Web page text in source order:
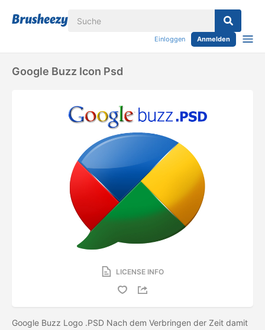
Einloggen Anmelden
Google Buzz Icon Psd
LICENSE INFO
Google Buzz Logo .PSD Nach dem Verbringen der Zeit damit